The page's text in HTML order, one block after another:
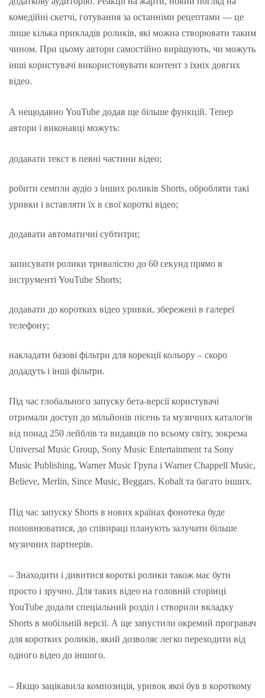
комедійні скетчі, готування за останніми рецептами — це
лише кілька прикладів роликів, які можна створювати таким
чином. При цьому автори самостійно вирішують, чи можуть
інші користувачі використовувати контент з їхніх довгих
відео.
А нещодавно YouTube додав ще більше функцій. Тепер
автори і виконавці можуть:
додавати текст в певні частини відео;
робити семпли аудіо з інших роликів Shorts, обробляти такі
уривки і вставляти їх в свої короткі відео;
додавати автоматичні субтитри;
записувати ролики тривалістю до 60 секунд прямо в
інструменті YouTube Shorts;
додавати до коротких відео уривки, збережені в галереї
телефону;
накладати базові фільтри для корекції кольору – скоро
додадуть і інші фільтри.
Під час глобального запуску бета-версії користувачі
отримали доступ до мільйонів пісень та музичних каталогів
від понад 250 лейблів та видавців по всьому світу, зокрема
Universal Music Group, Sony Music Entertainment та Sony
Music Publishing, Warner Music Група і Warner Chappell Music,
Believe, Merlin, Since Music, Beggars, Kobalt та багато інших.
Під час запуску Shorts в нових країнах фонотека буде
поповнюватися, до співпраці планують залучати більше
музичних партнерів.
– Знаходити і дивитися короткі ролики також має бути
просто і зручно. Для таких відео на головній сторінці
YouTube додали спеціальний розділ і створили вкладку
Shorts в мобільній версії. А ще запустили окремий програвач
для коротких роликів, який дозволяє легко переходити від
одного відео до іншого.
– Якщо зацікавила композиція, уривок якої був в короткому